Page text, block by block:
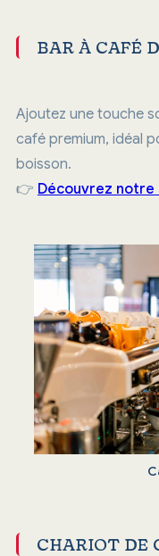
BAR À CAFÉ
Ajoutez une touche
café premium, idéal
boisson.
👉 Découvrez
CHARIOT DE